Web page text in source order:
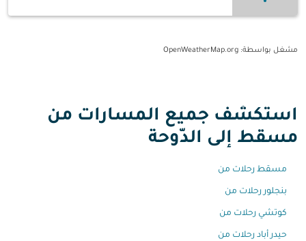
مشغل بواسطة: OpenWeatherMap.org
استكشف جميع المسارات من
مسقط إلى الدّوحة
مسقط رحلات من
بنجلور رحلات من
كوتشي رحلات من
حيدر أباد رحلات من